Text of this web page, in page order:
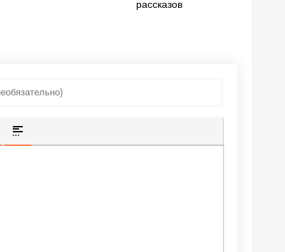
рассказов
ССЫЛКУТЕКСТА
ЦИТАТЫ
ВСТАВКА СПОЙЛЕРА